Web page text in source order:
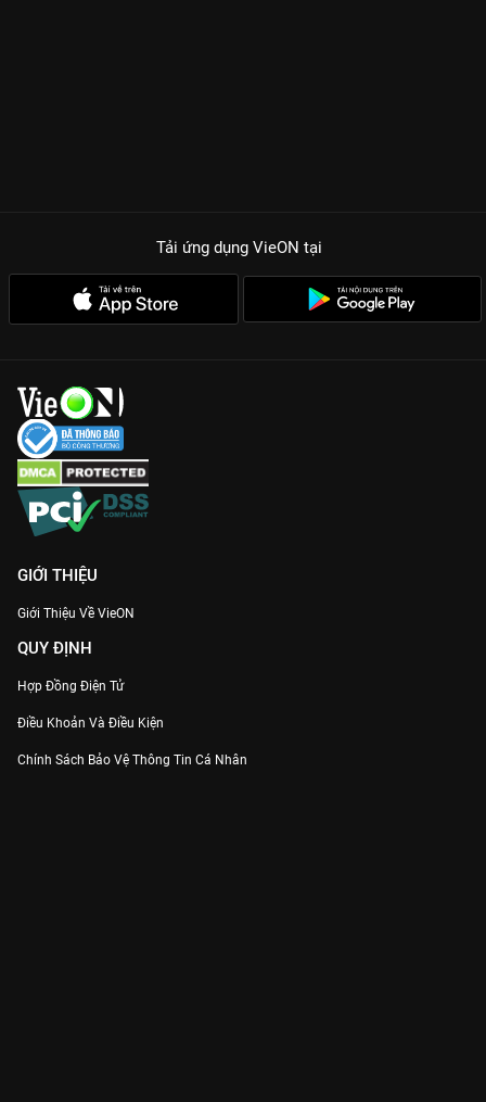
Tải ứng dụng VieON tại
GIỚI THIỆU
Giới Thiệu Về VieON
QUY ĐỊNH
Hợp Đồng Điện Tử
Điều Khoản Và Điều Kiện
Chính Sách Bảo Vệ Thông Tin Cá Nhân